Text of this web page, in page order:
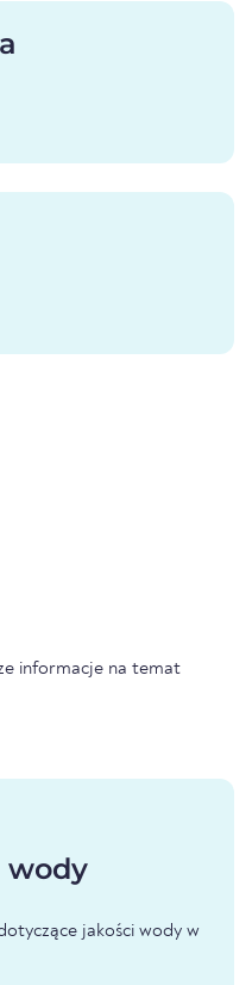
informacje na temat
wody
jakości wody w